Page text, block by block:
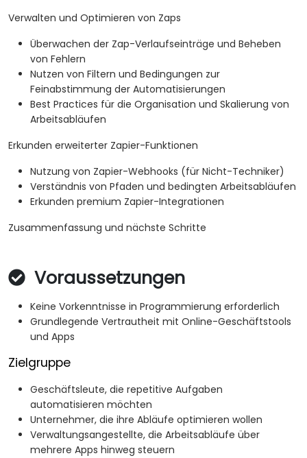
Verwalten und Optimieren von Zaps
Überwachen der Zap-Verlaufseinträge und Beheben
von Fehlern
Nutzen von Filtern und Bedingungen zur
Feinabstimmung der Automatisierungen
Best Practices für die Organisation und Skalierung von
Arbeitsabläufen
Erkunden erweiterter Zapier-Funktionen
Nutzung von Zapier-Webhooks (für Nicht-Techniker)
Verständnis von Pfaden und bedingten Arbeitsabläufen
Erkunden premium Zapier-Integrationen
Zusammenfassung und nächste Schritte
Voraussetzungen
Keine Vorkenntnisse in Programmierung erforderlich
Grundlegende Vertrautheit mit Online-Geschäftstools
und Apps
Zielgruppe
Geschäftsleute, die repetitive Aufgaben
automatisieren möchten
Unternehmer, die ihre Abläufe optimieren wollen
Verwaltungsangestellte, die Arbeitsabläufe über
mehrere Apps hinweg steuern